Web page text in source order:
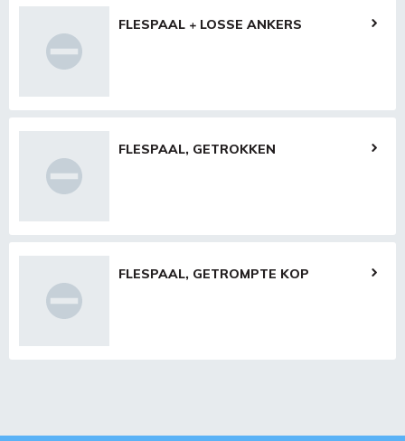
FLESPAAL + LOSSE ANKERS
FLESPAAL, GETROKKEN
FLESPAAL, GETROMPTE KOP